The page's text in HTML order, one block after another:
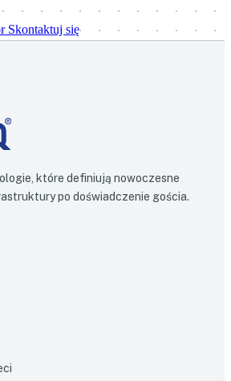
Skontaktuj się
które definiują nowoczesne
po doświadczenie gościa.